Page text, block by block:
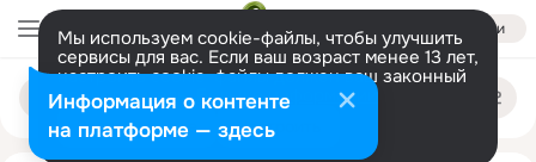
Войти
Мы используем cookie-файлы, чтобы улучшить
сервисы для вас. Если ваш возраст менее 13 лет,
настроить cookie-файлы должен ваш законный
представитель. Больше информации
Разрешить все Настроить
Поиск
людям
lidiya nikolaeva
Информация о контенте
на платформе — здесь